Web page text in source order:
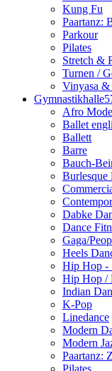
Kung Fu
Paartanz:
Parkour
Pilates
Stretch &
Turnen /
Vinyasa
Gymnastikhalle
Afro
Ballet
Ballett
Barre
Bauch-
Burlesque
Dabke
Dance
Gaga/
Heels
Hip Hop -
Hip Hop /
Indian
K-Pop
Linedance
Modern
Modern
Paartanz: